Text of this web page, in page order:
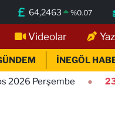
64,2463 %0.07
Videolar
İNEGÖL
23:05İnegöl'de